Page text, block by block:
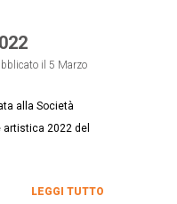
il 5 Marzo
alla Società
artistica 2022 del
LEGGI TUTTO